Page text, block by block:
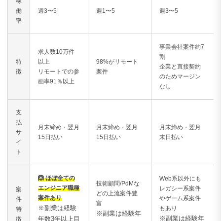
働
率
週3〜5 週1〜5 週3〜5
特
徴
求人数10万件
以上
リモートでの参
画率91％以上
98%がリモート
案件
事業会社案件約7
割
企業と直接契約
のためマージン
なし
支
払
サ
イ
ト
月末締め・翌月
15日払い
月末締め・翌月
15日払い
月末締め・翌月
末日払い
案
件
特
徴
🙆 ほぼ全ての
エンジニア職種
案件あり
※副業は経験
年数3年以上目
技術顧問/PdMな
どの上流案件豊
富
※副業は経験年
Web系以外にも
レガシー系案件
やゲーム系案件
もあり
※副業は経験年